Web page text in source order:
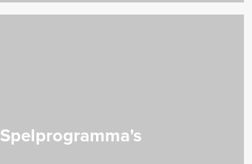
Spelprogramma's